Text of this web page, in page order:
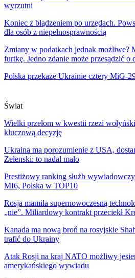
wyrzutni
Koniec z błądzeniem po urzędach.
dla osób z niepełnosprawnością
Zmiany w podatkach jednak możliwe?
furtkę. Jedno zdanie może przesądzić o
Polska przekaże Ukrainie cztery MiG-
Świat
Wielki przełom w kwestii rzezi
kluczową decyzję
Ukraina ma porozumienie z USA,
Zełenski: to nadal mało
Prestiżowy ranking służb
MI6, Polska w TOP10
Rosja mamiła supernowoczesną
„nie”. Miliardowy kontrakt przeciekł
Kanada ma nową broń na rosyjskie
trafić do Ukrainy
Atak Rosji na kraj NATO możliwy
amerykańskiego wywiadu